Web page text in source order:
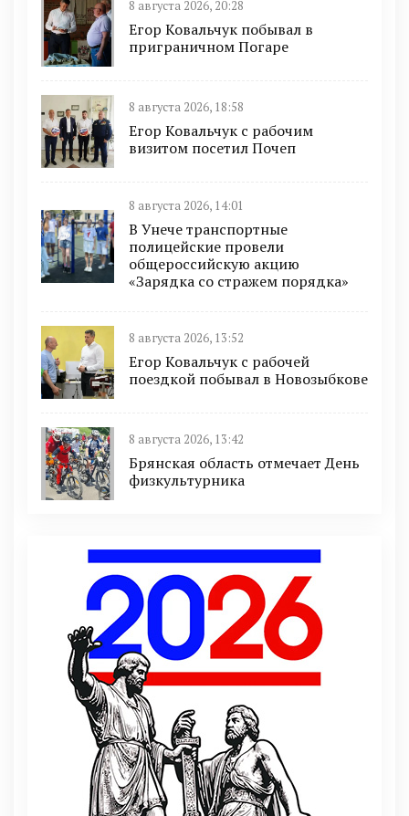
8 августа 2026, 20:28
Егор Ковальчук побывал в
приграничном Погаре
8 августа 2026, 18:58
Егор Ковальчук с рабочим
визитом посетил Почеп
8 августа 2026, 14:01
В Унече транспортные
полицейские провели
общероссийскую акцию
«Зарядка со стражем порядка»
8 августа 2026, 13:52
Егор Ковальчук с рабочей
поездкой побывал в Новозыбкове
8 августа 2026, 13:42
Брянская область отмечает День
физкультурника